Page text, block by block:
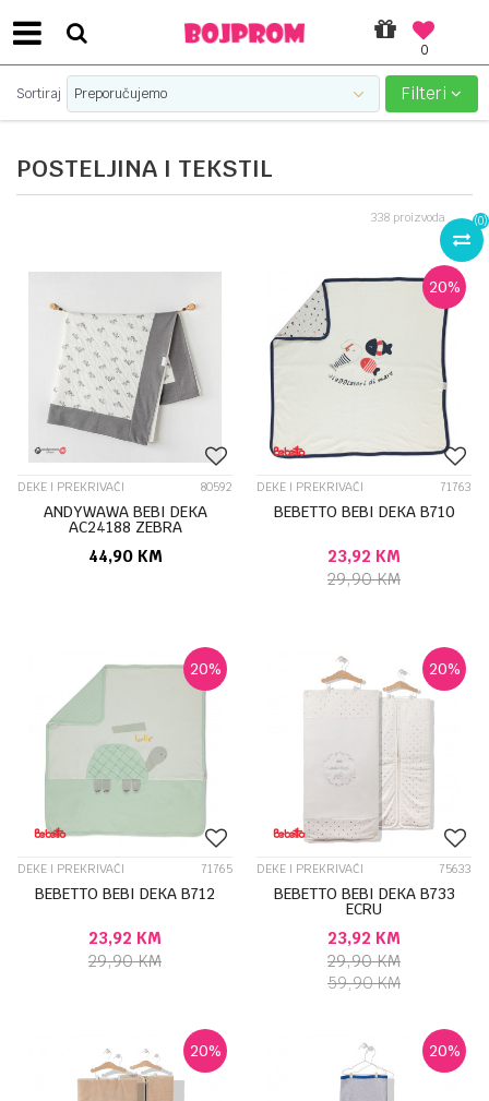
0
PLATI UNICREDIT KARTICOM NA
(0)
POSTELJINA I TEKSTIL
Sortiraj Filteri
338 proizvoda
DEKE I PREKRIVAČI 80592
ANDYWAWA BEBI DEKA
AC24188 ZEBRA
44,90 KM
20%
DEKE I PREKRIVAČI 71763
BEBETTO BEBI DEKA B710
23,92 KM
29,90KM
20%
DEKE I PREKRIVAČI 71765
BEBETTO BEBI DEKA B712
23,92 KM
29,90KM
20%
DEKE I PREKRIVAČI 75633
BEBETTO BEBI DEKA B733
ECRU
23,92 KM
29,90KM
59,90KM
20% 20%